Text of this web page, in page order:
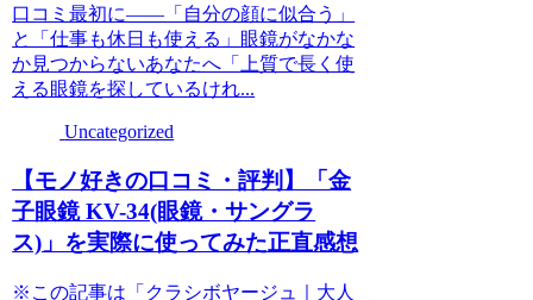
口コミ最初に――「自分の顔に似合う」
と「仕事も休日も使える」眼鏡がなかな
か見つからないあなたへ「上質で長く使
える眼鏡を探しているけれ...
Uncategorized
【モノ好きの口コミ・評判】「金
子眼鏡 KV-34(眼鏡・サングラ
ス)」を実際に使ってみた正直感想
※この記事は「クラシボヤージュ｜大人